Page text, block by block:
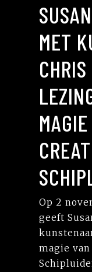
MET
Op 2
geeft
magie